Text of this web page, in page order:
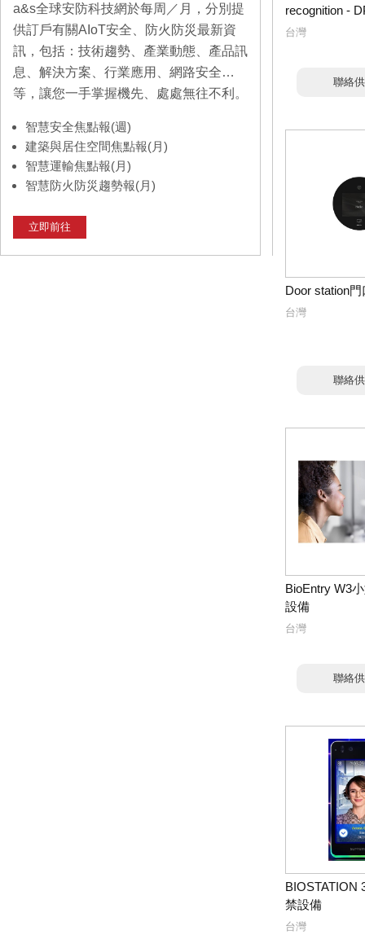
a&s全球安防科技網於每周／月，分別提
供訂戶有關AIoT安全、防火防災最新資
訊，包括：技術趨勢、產業動態、產品訊
息、解決方案、行業應用、網路安全…
等，讓您一手掌握機先、處處無往不利。
智慧安全焦點報(週)
建築與居住空間焦點報(月)
智慧運輸焦點報(月)
智慧防火防災趨勢報(月)
立即前往
recognition -
台灣
聯絡
Door station門
台灣
聯絡
BioEntry W3
設備
台灣
聯絡
BIOSTATION
禁設備
台灣